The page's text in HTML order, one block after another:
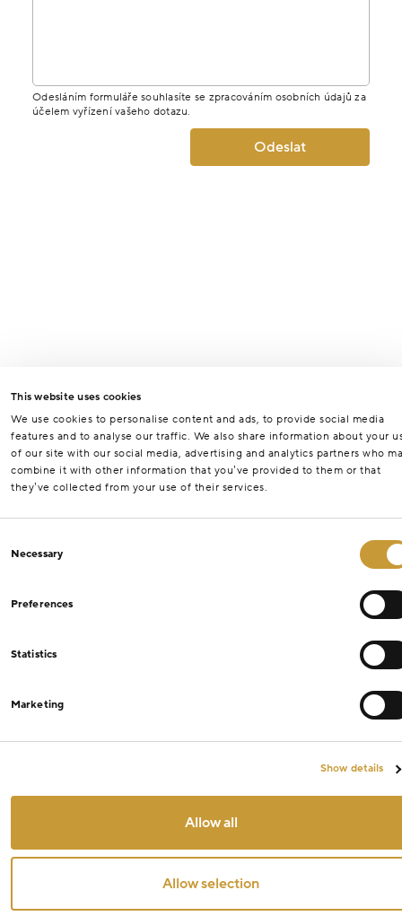
This website uses cookies
We use cookies to personalise content and ads, to provide social media
features and to analyse our traffic. We also share information about your
of our site with our social media, advertising and analytics partners who
combine it with other information that you’ve provided to them or that
they’ve collected from your use of their services.
Selection
Necessary
Preferences
Statistics
Marketing
Show details
Allow all
Allow selection
Odesláním formuláře souhlasíte se zpracováním osobních údajů za
účelem vyřízení vašeho dotazu.
Odeslat